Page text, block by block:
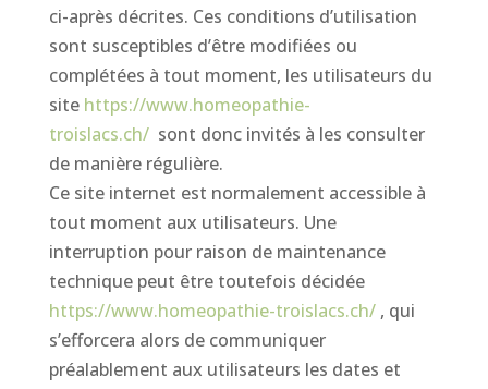
ci-après décrites. Ces conditions d’utilisation
sont susceptibles d’être modifiées ou
complétées à tout moment, les utilisateurs du
site https://www.homeopathie-
troislacs.ch/ sont donc invités à les consulter
de manière régulière.
Ce site internet est normalement accessible à
tout moment aux utilisateurs. Une
interruption pour raison de maintenance
technique peut être toutefois décidée
https://www.homeopathie-troislacs.ch/ , qui
s’efforcera alors de communiquer
préalablement aux utilisateurs les dates et